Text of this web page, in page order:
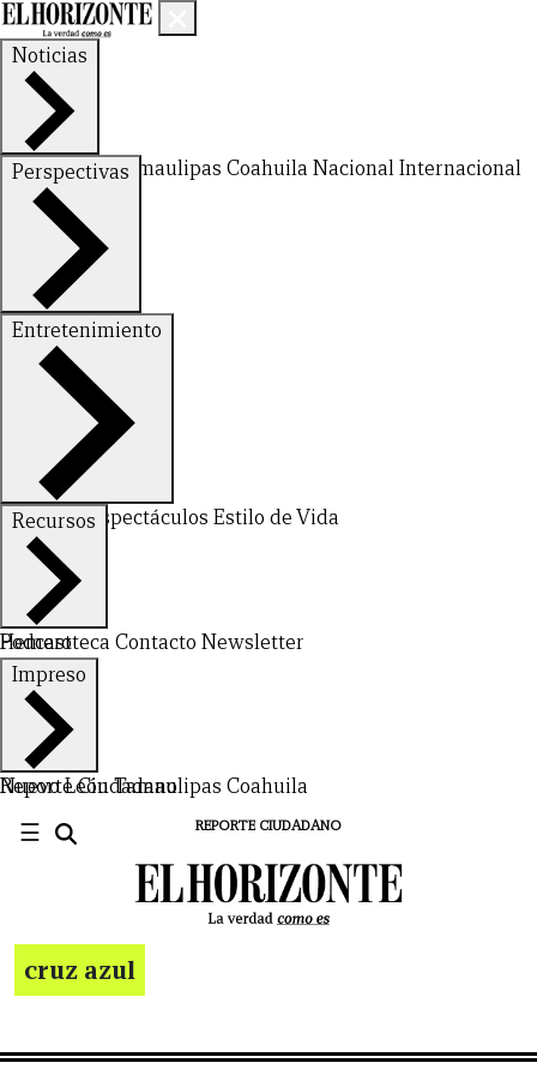
Noticias
Nuevo LeónTamaulipas Coahuila NacionalInternacional
Perspectivas
FinanzasOpinión
Entretenimiento
DeportesEspectáculos Estilo de Vida
Recursos
Hemeroteca Contacto Newsletter
Podcast
Impreso
Nuevo LeónTamaulipas Coahuila
Reporte Ciudadano
☰ REPORTE CIUDADANO
cruz azul